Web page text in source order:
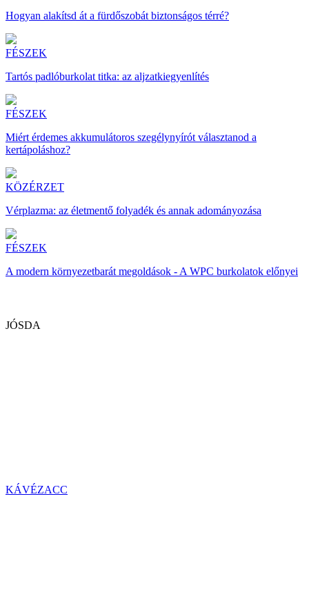
Hogyan alakítsd át a fürdőszobát biztonságos térré?
FÉSZEK
Tartós padlóburkolat titka: az aljzatkiegyenlítés
FÉSZEK
Miért érdemes akkumulátoros szegélynyírót választanod a
kertápoláshoz?
KÖZÉRZET
Vérplazma: az életmentő folyadék és annak adományozása
FÉSZEK
A modern környezetbarát megoldások - A WPC burkolatok előnyei
JÓSDA
KÁVÉZACC